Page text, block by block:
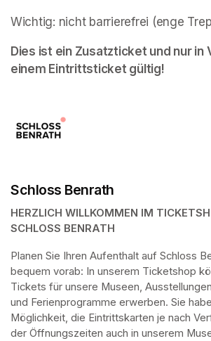
Wichtig: nicht barrierefrei (enge
Dies ist ein Zusatzticket und nur in
einem Eintrittsticket gültig!
Schloss Benrath
HERZLICH WILLKOMMEN IM
SCHLOSS BENRATH
Planen Sie Ihren Aufenthalt auf Schloss
bequem vorab: In unserem Ticketshop
Tickets für unsere Museen,
und Ferienprogramme erwerben. Sie
Möglichkeit, die Eintrittskarten je nach
der Öffnungszeiten auch in unserem